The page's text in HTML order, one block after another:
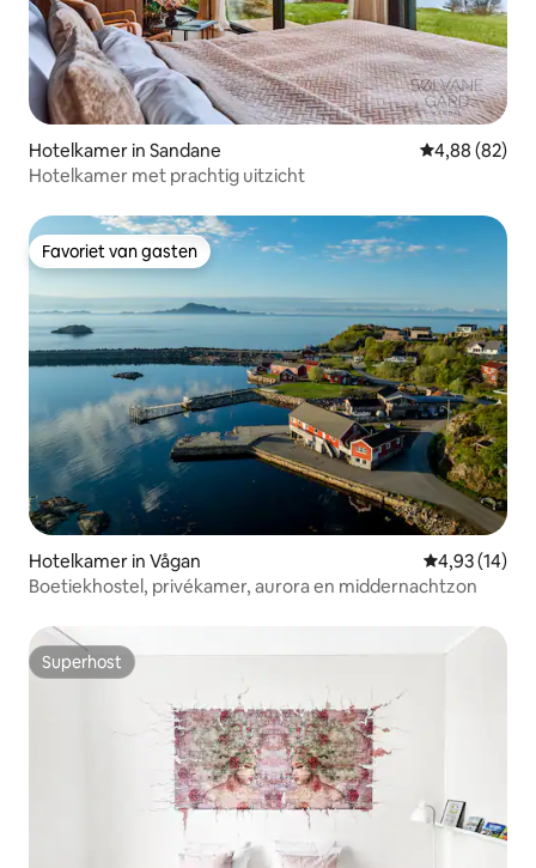
Hotelkamer in Sandane Gemiddelde
4,88 (82)
Hotelkamer met prachtig uitzicht
Favoriet van gasten
Favoriet van gasten
Hotelkamer in Vågan Gemiddelde
4,93 (14)
Boetiekhostel, privékamer, aurora en middernachtzon
Superhost
Superhost